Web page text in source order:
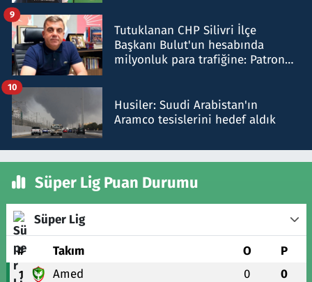
Tutuklanan CHP Silivri İlçe
Başkanı Bulut'un hesabında
milyonluk para trafiğine: Patron
9
Husiler: Suudi Arabistan'ın
Aramco tesislerini hedef aldık
10
Süper Lig Puan Durumu
Süper Lig
# Takım O P
1 Amed 0 0